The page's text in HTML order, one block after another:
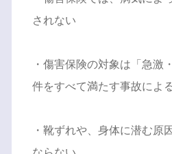
されない
・傷害保険の対象は「急激
件をすべて満たす事故によ
・靴ずれや、身体に潜む原